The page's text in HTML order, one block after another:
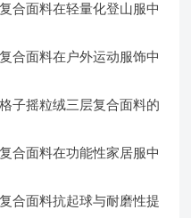
合面料在轻量化登山服中
合面料在户外运动服饰中
子摇粒绒三层复合面料的
合面料在功能性家居服中
合面料抗起球与耐磨性提